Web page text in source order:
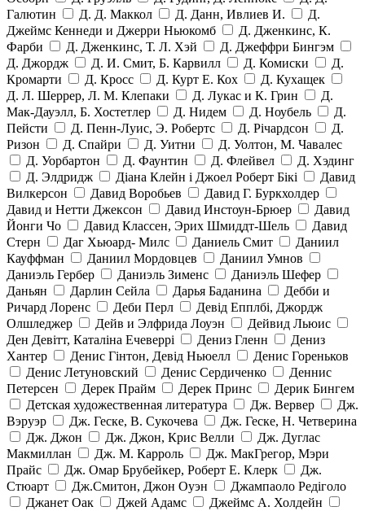
Галютин
Д. Д. Маккол Д. Данн, Ивлиев И.
Д.
Джеймс Кеннеди и Джерри Ньюкомб
Д. Дженкинс, К.
Фарби
Д. Дженкинс, Т. Л. Хэй
Д. Джеффри Бингэм
Д. Джордж
Д. И. Смит, Б. Карвилл Д. Комиски
Д.
Кромарти
Д. Кросс Д. Курт Е. Кох
Д. Кухащек
Д. Л. Шеррер, Л. М. Клепаки
Д. Лукас и К. Грин
Д.
Мак-Дауэлл, Б. Хостетлер
Д. Нидем Д. Ноубель
Д.
Пейсти
Д. Пенн-Луис, Э. Робертс Д. Річардсон
Д.
Ризон
Д. Спайри Д. Уитни
Д. Уолтон, М. Чавалес
Д. Уорбартон
Д. Фаунтин Д. Флейвел
Д. Хэдинг
Д. Элдридж
Діана Клейн і Джоел Роберт Бікі
Давид
Вилкерсон
Давид Воробьев
Давид Г. Буркхолдер
Давид и Нетти Джексон
Давид Инстоун-Брюер
Давид
Йонги Чо
Давид Классен, Эрих Шмиддт-Шель
Давид
Стерн
Даг Хьюард- Милс Даниель Смит
Даниил
Кауффман
Даниил Мордовцев
Даниил Умнов
Даниэль Гербер
Даниэль Зименс
Даниэль Шефер
Даньян
Дарлин Сейла Дарья Баданина
Дебби и
Ричард Лоренс
Деби Перл
Девід Епплбі, Джордж
Олшледжер
Дейв и Элфрида Лоуэн
Дейвид Льюис
Ден Девітт, Каталіна Ечеверрі
Дениз Гленн
Дениз
Хантер
Денис Гінтон, Девід Ньюелл
Денис Гореньков
Денис Летуновский
Денис Сердиченко
Деннис
Петерсен
Дерек Прайм Дерек Принс
Дерик Бингем
Детская художественная литература
Дж. Вервер
Дж.
Вэруэр
Дж. Геске, В. Сукочева
Дж. Геске, Н. Четверина
Дж. Джон
Дж. Джон, Крис Велли
Дж. Дуглас
Макмиллан
Дж. М. Карроль
Дж. МакГрегор, Мэри
Прайс
Дж. Омар Брубейкер, Роберт Е. Клерк
Дж.
Стюарт
Дж.Смитон, Джон Оуэн
Джампаоло Редіголо
Джанет Оак
Джей Адамс
Джеймс А. Холдейн